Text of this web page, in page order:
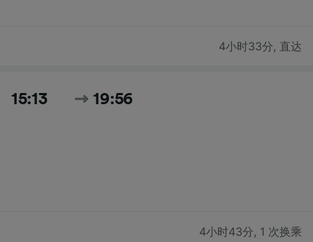
4小时33分, 直达
15:13 19:56
4小时43分, 1 次换乘